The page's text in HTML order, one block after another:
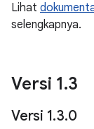
Lihat
selengkapnya.
Versi 1.3
Versi 1.3.0